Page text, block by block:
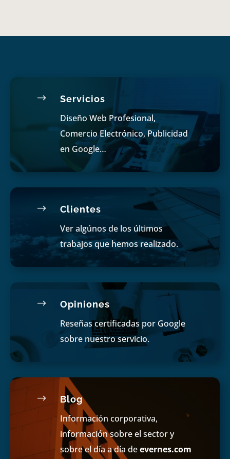
$ Servicios
Diseño Web Profesional,
Comercio Electrónico, Publicidad
en Google…
$ Clientes
Ver algúnos de los últimos
trabajos que hemos realizado.
$ Opiniones
Reseñas certificadas por Google
sobre nuestro servicio.
$ Blog
Información corporativa,
información sobre el sector y
sobre el día a día deevernes.com